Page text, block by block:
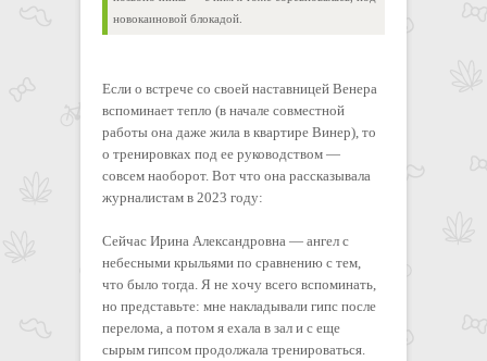
новокаиновой блокадой.
Если о встрече со своей наставницей Венера
вспоминает тепло (в начале совместной
работы она даже жила в квартире Винер), то
о тренировках под ее руководством —
совсем наоборот. Вот что она рассказывала
журналистам в 2023 году:
Сейчас Ирина Александровна — ангел с
небесными крыльями по сравнению с тем,
что было тогда. Я не хочу всего вспоминать,
но представьте: мне накладывали гипс после
перелома, а потом я ехала в зал и с еще
сырым гипсом продолжала тренироваться.